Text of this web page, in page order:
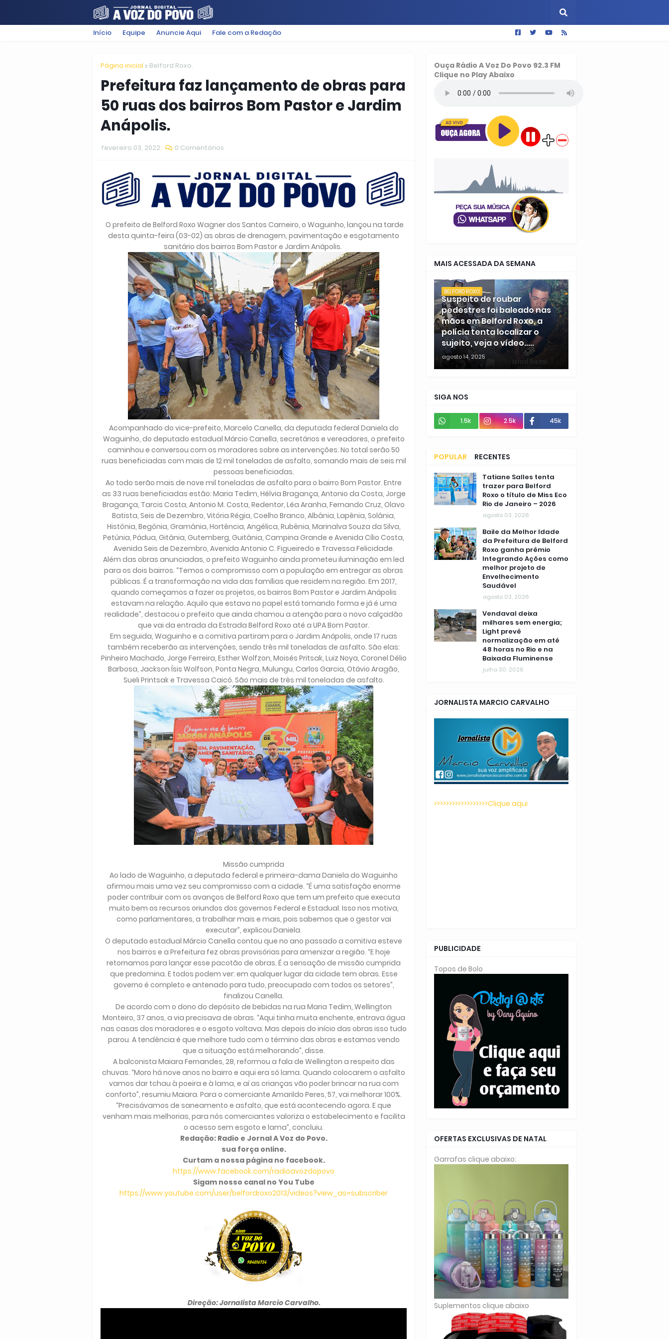
FILMES POLÍTICA SUGESTÕES BAIXADA
Início Equipe Anuncie Aqui Fale com a Redação
Página inicial Belford Roxo.
Prefeitura faz lançamento de obras para
50 ruas dos bairros Bom Pastor e Jardim
Anápolis.
fevereiro 03, 2022 0 Comentários
O prefeito de Belford Roxo Wagner dos Santos Carneiro, o Waguinho, lançou na tarde
desta quinta-feira (03-02) as obras de drenagem, pavimentação e esgotamento
sanitário dos bairros Bom Pastor e Jardim Anápolis.
Acompanhado do vice-prefeito, Marcelo Canella, da deputada federal Daniela do
Waguinho, do deputado estadual Márcio Canella, secretários e vereadores, o prefeito
caminhou e conversou com os moradores sobre as intervenções. No total serão 50
ruas beneficiadas com mais de 12 mil toneladas de asfalto, somando mais de seis mil
pessoas beneficiadas.
Ao todo serão mais de nove mil toneladas de asfalto para o bairro Bom Pastor. Entre
as 33 ruas beneficiadas estão: Maria Tedim, Hélvia Bragança, Antonio da Costa, Jorge
Bragança, Tarcis Costa, Antonio M. Costa, Redentor, Léa Aranha, Fernando Cruz, Olavo
Batista, Seis de Dezembro, Vitória Régia, Coelho Branco, Albânia, Lapênia, Solânia,
Histônia, Begônia, Gramânia, Hortência, Angélica, Rubênia, Marinalva Souza da Silva,
Petúnia, Pádua, Gitânia, Gutemberg, Guitânia, Campina Grande e Avenida Cílio Costa,
Avenida Seis de Dezembro, Avenida Antonio C. Figueiredo e Travessa Felicidade.
Além das obras anunciadas, o prefeito Waguinho ainda prometeu iluminação em led
para os dois bairros. “Temos o compromisso com a população em entregar as obras
públicas. É a transformação na vida das famílias que residem na região. Em 2017,
quando começamos a fazer os projetos, os bairros Bom Pastor e Jardim Anápolis
estavam na relação. Aquilo que estava no papel está tomando forma e já é uma
realidade”, destacou o prefeito que ainda chamou a atenção para o novo calçadão
que vai da entrada da Estrada Belford Roxo até a UPA Bom Pastor.
Em seguida, Waguinho e a comitiva partiram para o Jardim Anápolis, onde 17 ruas
também receberão as intervenções, sendo três mil toneladas de asfalto. São elas:
Pinheiro Machado, Jorge Ferreira, Esther Wolfzon, Moisés Pritsak, Luiz Noya, Coronel Délio
Barbosa, Jackson Ísis Wolfson, Ponta Negra, Mulungu, Carlos Garcia, Otávio Aragão,
Sueli Printsak e Travessa Caicó. São mais de três mil toneladas de asfalto.
Missão cumprida
Ao lado de Waguinho, a deputada federal e primeira-dama Daniela do Waguinho
afirmou mais uma vez seu compromisso com a cidade. “É uma satisfação enorme
poder contribuir com os avanços de Belford Roxo que tem um prefeito que executa
muito bem os recursos oriundos dos governos Federal e Estadual. Isso nos motiva,
como parlamentares, a trabalhar mais e mais, pois sabemos que o gestor vai
executar”, explicou Daniela.
O deputado estadual Márcio Canella contou que no ano passado a comitiva esteve
nos bairros e a Prefeitura fez obras provisórias para amenizar a região. “E hoje
retornamos para lançar esse pacotão de obras. É a sensação de missão cumprida
que predomina. E todos podem ver: em qualquer lugar da cidade tem obras. Esse
governo é completo e antenado para tudo, preocupado com todos os setores”,
finalizou Canella.
De acordo com o dono do depósito de bebidas na rua Maria Tedim, Wellington
Monteiro, 37 anos, a via precisava de obras. “Aqui tinha muita enchente, entrava água
nas casas dos moradores e o esgoto voltava. Mas depois do início das obras isso tudo
parou. A tendência é que melhore tudo com o término das obras e estamos vendo
que a situação está melhorando”, disse.
A balconista Maiara Fernandes, 28, reformou a fala de Wellington a respeito das
chuvas. “Moro há nove anos no bairro e aqui era só lama. Quando colocarem o asfalto
vamos dar tchau à poeira e à lama, e aí as crianças vão poder brincar na rua com
conforto”, resumiu Maiara. Para o comerciante Amarildo Peres, 57, vai melhorar 100%.
“Precisávamos de saneamento e asfalto, que está acontecendo agora. E que
venham mais melhorias, para nós comerciantes valoriza o estabelecimento e facilita
o acesso sem esgoto e lama”, concluiu.
Redação: Radio e Jornal A Voz do Povo.
sua força online.
Curtam a nossa página no facebook.
https://www.facebook.com/radioavozdopovo
Sigam nosso canal no You Tube
https://www.youtube.com/user/belfordroxo2013/videos?view_as=subscriber
Direção: Jornalista Marcio Carvalho.
Ouça Rádio A Voz Do Povo 92.3 FM
Clique no Play Abaixo
MAIS ACESSADA DA SEMANA
BELFORD ROXO
Suspeito de roubar
pedestres foi baleado nas
mãos em Belford Roxo, a
polícia tenta localizar o
sujeito, veja o vídeo.....
agosto 14, 2025
SIGA NOS
1.5k 2.5k 45k
POPULAR
RECENTES
COMENTÁRIOSTatiane Salles tenta
trazer para Belford
Roxo o título de Miss Eco
Rio de Janeiro – 2026
agosto 03, 2026
Baile da Melhor Idade
da Prefeitura de Belford
Roxo ganha prêmio
Integrando Ações como
melhor projeto de
Envelhecimento
Saudável
agosto 03, 2026
Vendaval deixa
milhares sem energia;
Light prevê
normalização em até
48 horas no Rio e na
Baixada Fluminense
julho 30, 2026
JORNALISTA MARCIO CARVALHO
>>>>>>>>>>>>>>>>>>Clique aqui
PUBLICIDADE
Topos de Bolo
OFERTAS EXCLUSIVAS DE NATAL
Garrafas clique abaixo:
Suplementos clique abaixo